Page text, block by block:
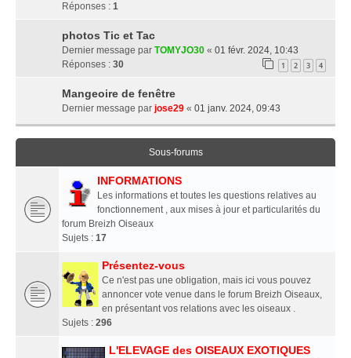
Réponses : 1
photos Tic et Tac
Dernier message par TOMYJO30 « 01 févr. 2024, 10:43
Réponses : 30 1 2 3 4
Mangeoire de fenêtre
Dernier message par jose29 « 01 janv. 2024, 09:43
Sous-forums
INFORMATIONS
Les informations et toutes les questions relatives au
fonctionnement , aux mises à jour et particularités du
forum Breizh Oiseaux
Sujets : 17
Présentez-vous
Ce n'est pas une obligation, mais ici vous pouvez
annoncer vote venue dans le forum Breizh Oiseaux,
en présentant vos relations avec les oiseaux .
Sujets : 296
L'ELEVAGE des OISEAUX EXOTIQUES